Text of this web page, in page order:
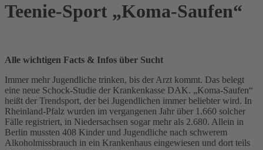
Teenie-Sport „Koma-Saufen“
Alle wichtigen Facts & Infos über Sucht
Immer mehr Jugendliche trinken, bis der Arzt kommt. Das belegt
eine neue Schock-Studie der Krankenkasse DAK. „Koma-Saufen“
heißt der Trendsport, der bei Jugendlichen immer beliebter wird. In
Rheinland-Pfalz wurden im vergangenen Jahr über 1.660 solcher
Fälle registriert, in Niedersachsen sogar mehr als 2.680. Allein in
Berlin mussten 408 Kinder und Jugendliche nach schwerem
Alkoholmissbrauch in ein Krankenhaus eingewiesen und dort teils